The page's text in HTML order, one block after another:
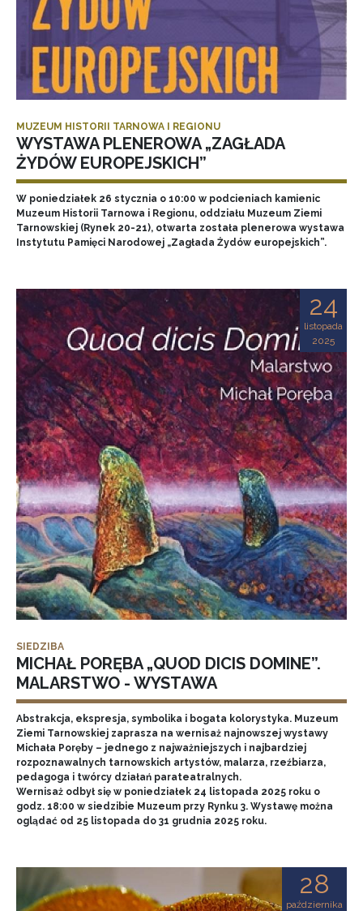
MUZEUM HISTORII TARNOWA I REGIONU
WYSTAWA PLENEROWA „ZAGŁADA
ŻYDÓW EUROPEJSKICH”
W poniedziałek 26 stycznia o 10:00 w podcieniach kamienic
Muzeum Historii Tarnowa i Regionu, oddziału Muzeum Ziemi
Tarnowskiej (Rynek 20-21), otwarta została plenerowa wystawa
Instytutu Pamięci Narodowej „Zagłada Żydów europejskich”.
24
listopada
2025
SIEDZIBA
MICHAŁ PORĘBA „QUOD DICIS DOMINE”.
MALARSTWO - WYSTAWA
Abstrakcja, ekspresja, symbolika i bogata kolorystyka. Muzeum
Ziemi Tarnowskiej zaprasza na wernisaż najnowszej wystawy
Michała Poręby – jednego z najważniejszych i najbardziej
rozpoznawalnych tarnowskich artystów, malarza, rzeźbiarza,
pedagoga i twórcy działań parateatralnych.
Wernisaż odbył się w poniedziałek 24 listopada 2025 roku o
godz. 18:00 w siedzibie Muzeum przy Rynku 3. Wystawę można
oglądać od 25 listopada do 31 grudnia 2025 roku.
28
października